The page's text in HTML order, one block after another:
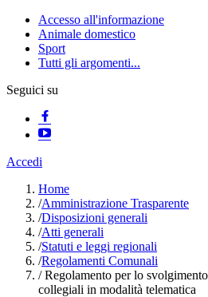
Accesso all'informazione
Animale domestico
Sport
Tutti gli argomenti...
Seguici su
Accedi
Home
/Amministrazione Trasparente
/Disposizioni generali
/Atti generali
/Statuti e leggi regionali
/Regolamenti Comunali
/Regolamento per lo
collegiali in modalità telematica